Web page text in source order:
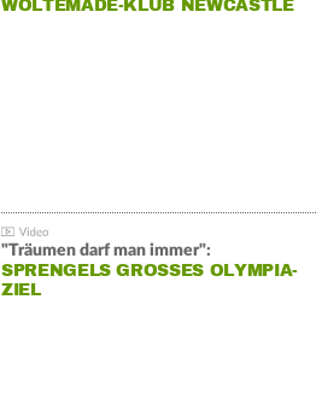
WOLTEMADE-KLUB NEWCASTLE
"Träumen darf man immer":
SPRENGELS GROSSES OLYMPIA-Z
IEL